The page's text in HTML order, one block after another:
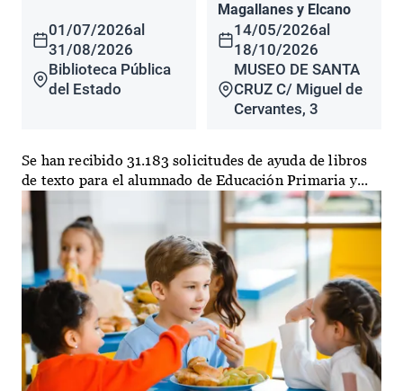
01/07/2026al
31/08/2026
Biblioteca Pública
del Estado
Magallanes y Elcano
14/05/2026al
18/10/2026
MUSEO DE SANTA
CRUZ C/ Miguel de
Cervantes, 3
Se han recibido 31.183 solicitudes de ayuda de libros
de texto para el alumnado de Educación Primaria y...